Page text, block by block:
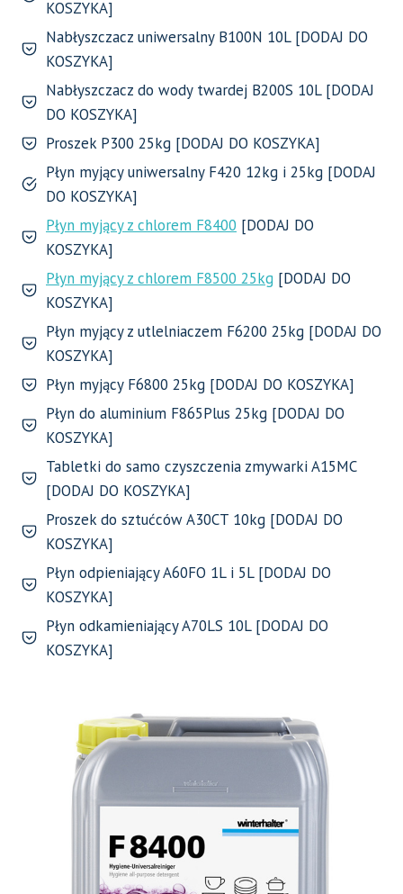
KOSZYKA]
Nabłyszczacz uniwersalny B100N 10L [DODAJ DO
KOSZYKA]
Nabłyszczacz do wody twardej B200S 10L [DODAJ
DO KOSZYKA]
Proszek P300 25kg [DODAJ DO KOSZYKA]
Płyn myjący uniwersalny F420 12kg i 25kg [DODAJ
DO KOSZYKA]
Płyn myjący z chlorem F8400 [DODAJ DO
KOSZYKA]
Płyn myjący z chlorem F8500 25kg [DODAJ DO
KOSZYKA]
Płyn myjący z utlelniaczem F6200 25kg [DODAJ DO
KOSZYKA]
Płyn myjący F6800 25kg [DODAJ DO KOSZYKA]
Płyn do aluminium F865Plus 25kg [DODAJ DO
KOSZYKA]
Tabletki do samo czyszczenia zmywarki A15MC
[DODAJ DO KOSZYKA]
Proszek do sztućców A30CT 10kg [DODAJ DO
KOSZYKA]
Płyn odpieniający A60FO 1L i 5L [DODAJ DO
KOSZYKA]
Płyn odkamieniający A70LS 10L [DODAJ DO
KOSZYKA]